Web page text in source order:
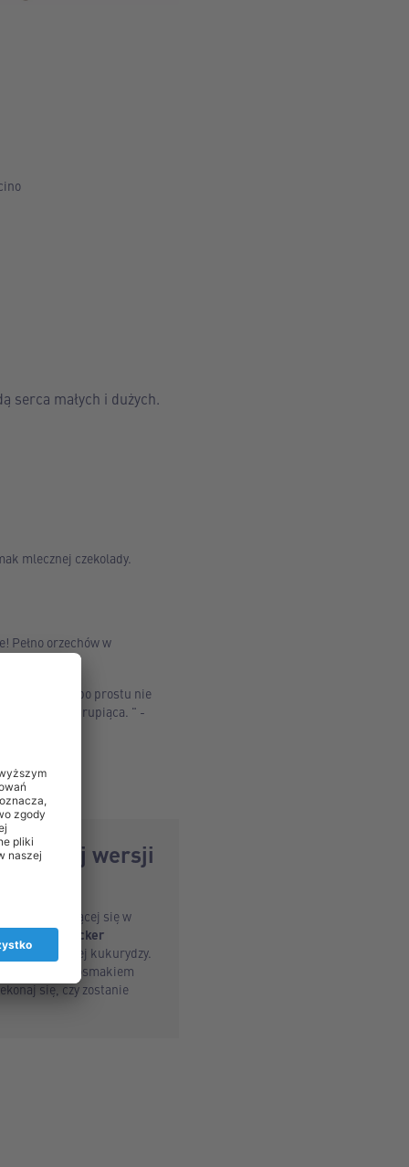
serca małych i dużych.
mlecznej czekolady.
Pełno orzechów w
Ten produkt po prostu nie
świeża, chrupiąca. " -
nowej wersji
rozpływającej się w
Corncracker
prażonej kukurydzy.
słonawym posmakiem
się, czy zostanie